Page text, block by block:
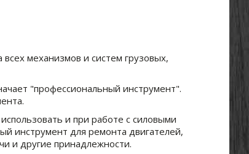
механизмов и систем грузовых,
"профессиональный инструмент".
и при работе с силовыми
инструмент для ремонта двигателей,
и другие принадлежности.